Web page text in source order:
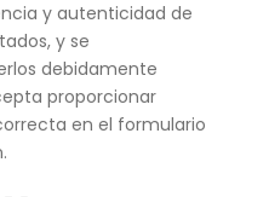
y autenticidad de
y se
debidamente
proporcionar
en el formulario